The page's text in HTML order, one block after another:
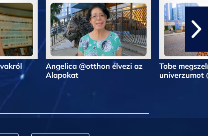
Angelica @otthon élvezi az
Alapokat
Tobe
univerzumot